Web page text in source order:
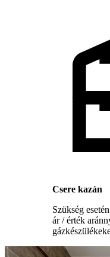
Csere kazán
Szükség
ár / érték